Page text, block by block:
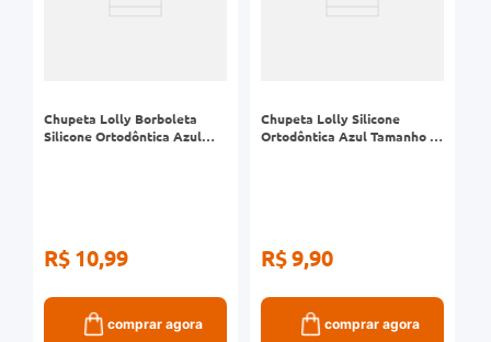
Chupeta Lolly Borboleta
Silicone Ortodôntica Azul
R$ 10,99
comprar agora
Chupeta Lolly Silicone
Ortodôntica Azul Tamanho 2
R$ 9,90
comprar agora